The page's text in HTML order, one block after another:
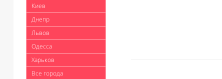
Киев
Днепр
Львов
Одесса
Харьков
Все города